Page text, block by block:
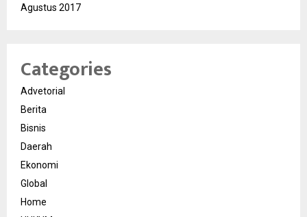
Agustus 2017
Categories
Advetorial
Berita
Bisnis
Daerah
Ekonomi
Global
Home